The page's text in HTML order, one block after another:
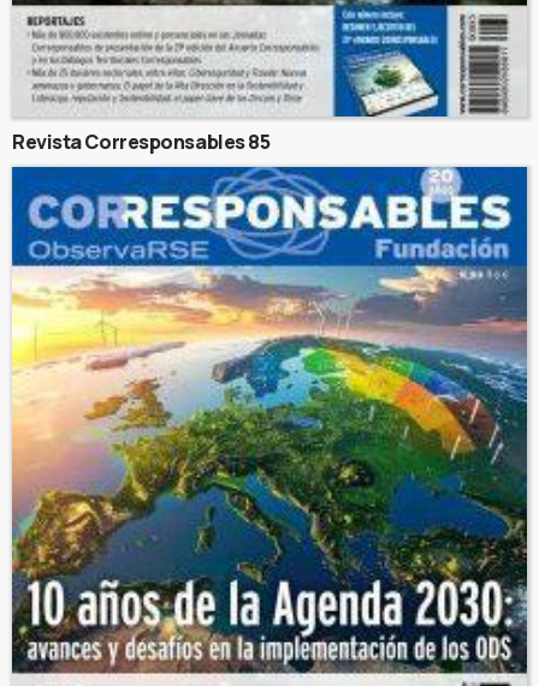
Revista Corresponsables 85